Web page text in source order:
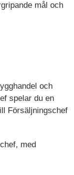
mål och
och
spelar du en
Försäljningschef
med